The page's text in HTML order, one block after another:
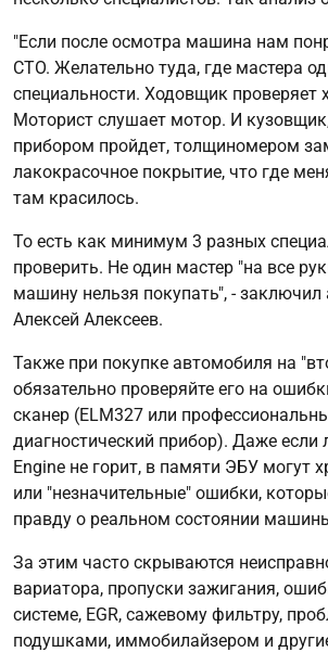
"Если после осмотра машина нам
СТО. Желательно туда, где мастера
специальности. Ходовщик проверяет
Моторист слушает мотор. И
прибором пройдет, толщиномером
лакокрасочное покрытие, что где
там красилось.
То есть как минимум 3 разных
проверить. Не один мастер "на все
машину нельзя покупать", - заключил
Алексей Алексеев.
Также при покупке автомобиля на
обязательно проверяйте его на
сканер (ELM327 или
диагностический прибор). Даже если
Engine не горит, в памяти ЭБУ могут
или "незначительные" ошибки,
правду о реальном состоянии
За этим часто скрываются
вариатора, пропуски зажигания,
системе, EGR, сажевому фильтру,
подушками, иммобилайзером и